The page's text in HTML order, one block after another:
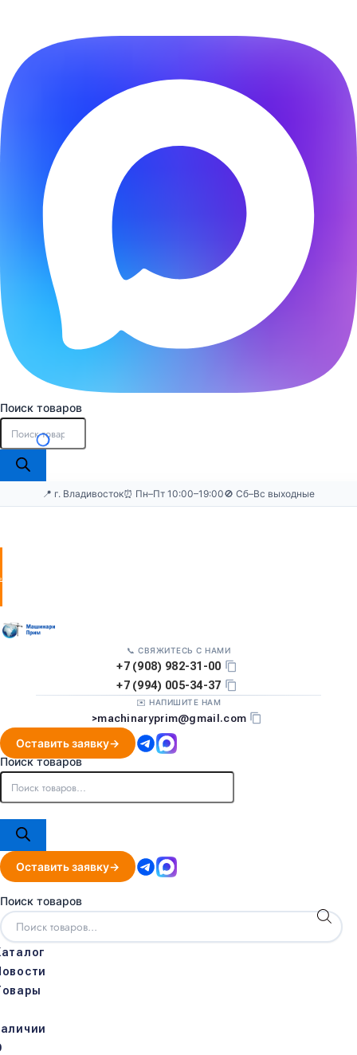
Поиск товаров
📍 г. Владивосток⏰ Пн–Пт 10:00–19:00🚫 Сб–Вс выходные
заявку
📞 СВЯЖИТЕСЬ С НАМИ
+7 (908) 982-31-00
+7 (994) 005-34-37
✉️ НАПИШИТЕ НАМ
>machinaryprim@gmail.com
Оставить заявку
Поиск товаров
Оставить заявку
Поиск товаров